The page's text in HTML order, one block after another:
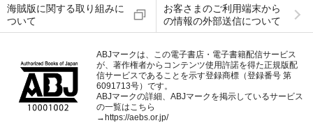
海賊版に関する取り組みに
ついて
お客さまのご利用端末から
の情報の外部送信について
ABJマークは、この電子書店・電子書籍配信サービス
が、著作権者からコンテンツ使用許諾を得た正規版配
信サービスであることを示す登録商標（登録番号 第
6091713号）です。
ABJマークの詳細、ABJマークを掲示しているサービス
の一覧はこちら
→https://aebs.or.jp/